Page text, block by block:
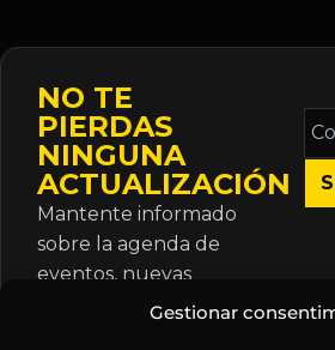
Gestionar
NO TE
PIERDAS
NINGUNA
ACTUALIZACIÓN
Mantente informado
sobre la agenda de
eventos, nuevas
publicaciones y
*